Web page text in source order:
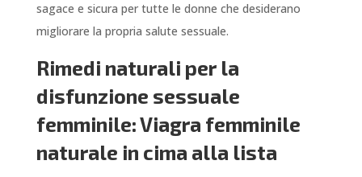
sagace e sicura per tutte le donne che desiderano
migliorare la propria salute sessuale.
Rimedi naturali per la
disfunzione sessuale
femminile: Viagra femminile
naturale in cima alla lista